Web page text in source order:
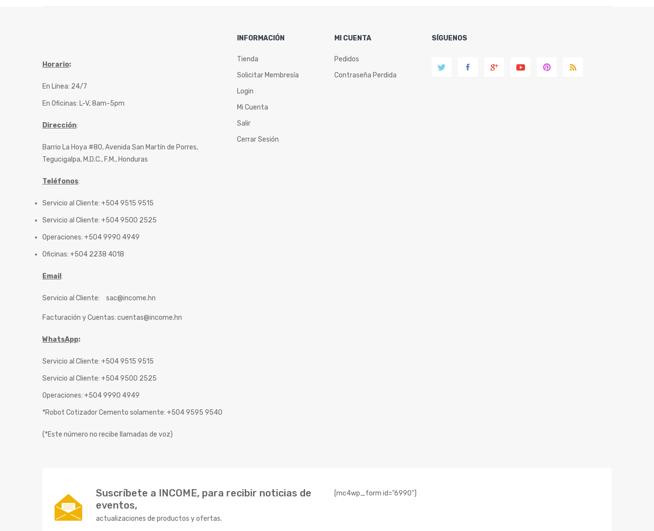
Horario:
En Línea: 24/7
En Oficinas: L-V, 8am-5pm
Dirección:
Barrio La Hoya #80, Avenida San Martín de Porres,
Tegucigalpa, M.D.C., F.M., Honduras
Teléfonos:
Servicio al Cliente: +504 9515 9515
Servicio al Cliente: +504 9500 2525
Operaciones: +504 9990 4949
Oficinas: +504 2238 4018
Email :
Servicio al Cliente: sac@income.hn
Facturación y Cuentas: cuentas@income.hn
WhatsApp:
Servicio al Cliente: +504 9515 9515
Servicio al Cliente: +504 9500 2525
Operaciones: +504 9990 4949
*Robot Cotizador Cemento solamente: +504 9595 9540
(*Este número no recibe llamadas de voz)
INFORMACIÓN
Tienda
Solicitar Membresía
Login
Mi Cuenta
Salir
Cerrar Sesión
MI CUENTA
Pedidos
Contraseña Perdida
SÍGUENOS
Suscríbete a INCOME, para recibir noticias de
eventos,
actualizaciones de productos y ofertas.
[mc4wp_form id="6990"]